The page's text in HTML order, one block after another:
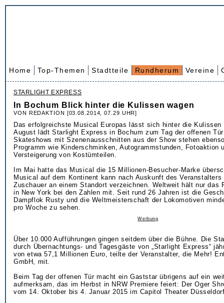
Home Top-Themen Stadtteile Rundherum Vereine
STARLIGHT EXPRESS
In Bochum Blick hinter die Kulissen wagen
VON REDAKTION [03.08.2014, 07.29 UHR]
Das erfolgreichste Musical Europas lässt sich hinter die Kulissen
August lädt Starlight Express in Bochum zum Tag der offenen
Skateshows mit Szenenausschnitten aus der Show stehen
Programm wie Kinderschminken, Autogrammstunden, Fotoaktion
Versteigerung von Kostümteilen.
Im Mai hatte das Musical die 15 Millionen-Besucher-Marke
Musical auf dem Kontinent kann nach Auskunft des
Zuschauer an einem Standort verzeichnen. Weltweit hält nur das
in New York bei den Zahlen mit. Seit rund 26 Jahren ist die
Dampflok Rusty und die Weltmeisterschaft der Lokomotiven
pro Woche zu sehen.
Werbung
Über 10.000 Aufführungen gingen seitdem über die Bühne. Die
durch Übernachtungs- und Tagesgäste von „Starlight Express“
von etwa 57,1 Millionen Euro, teilte der Veranstalter, die Mehr!
GmbH, mit.
Beim Tag der offenen Tür macht ein Gaststar übrigens auf ein
aufmerksam, das im Herbst in NRW Premiere feiert: Der Oger
vom 14. Oktober bis 4. Januar 2015 im Capitol Theater